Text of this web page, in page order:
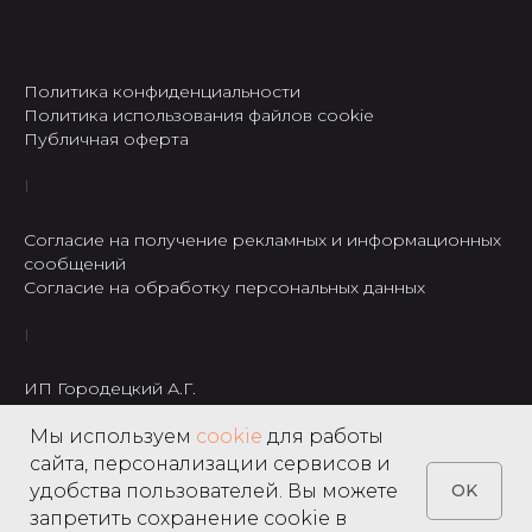
Политика конфиденциальности
Политика использования файлов cookie
Публичная оферта
Согласие на получение рекламных и информационных
сообщений
Согласие на обработку персональных данных
ИП Городецкий А.Г.
ИНН: 237301234120
8 495 122 22 49
Мы используем cookie для работы
сайта, персонализации сервисов и
удобства пользователей. Вы можете
запретить сохранение cookie в
OK